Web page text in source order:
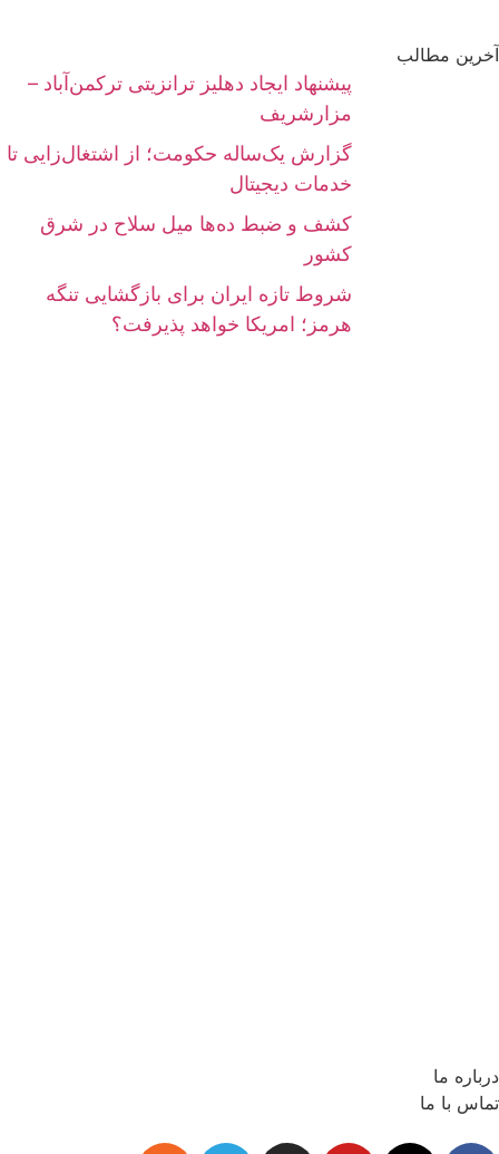
آخرین مطالب
پیشنهاد ایجاد دهلیز ترانزیتی ترکمن‌آباد –
مزارشریف
گزارش یک‌ساله حکومت؛ از اشتغال‌زایی تا
خدمات دیجیتال
کشف و ضبط ده‌ها میل سلاح در شرق
کشور
شروط تازه ایران برای بازگشایی تنگه
هرمز؛ امریکا خواهد پذیرفت؟
درباره ما
تماس با ما